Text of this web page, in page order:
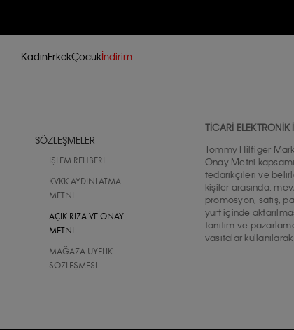
KadınErkekÇocukİndirim
SÖZLEŞMELER
İŞLEM REHBERI
KVKK AYDINLATMA
METNI
AÇIK RIZA VE ONAY
METNİ
MAĞAZA ÜYELIK
SÖZLEŞMESI
TİCARİ ELEKTRONİK
Tommy Hilfiger
Onay Metni
tedarikçileri ve
kişiler arasında,
promosyon, satış,
yurt içinde
tanıtım ve
vasıtalar